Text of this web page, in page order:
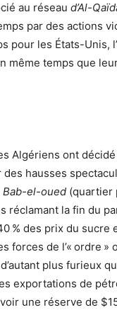
au réseau d’Al-
par des actions
pour les États-Unis,
même temps que
Algériens ont
des hausses
Bab-el-oued (quartier
réclamant la fin du
% des prix du sucre
forces de l’« ordre
plus furieux
exportations de
une réserve de